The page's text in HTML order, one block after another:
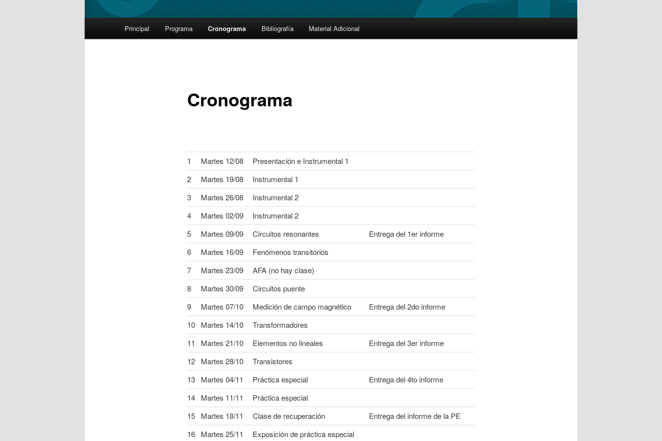
Skip
Principal Programa Cronograma Bibliografía Material Adicional
Cronograma
1 Martes 12/08
Presentación e Instrumental 1
2
Martes 19/08
Instrumental 1
3
Martes 26/08
Instrumental 2
4
Martes 02/09
Instrumental 2
5
Martes 09/09 Circuitos resonantes
Entrega del 1er informe
6
Martes 16/09
Fenómenos transitorios
7
Martes 23/09
AFA (no hay clase)
8
Martes 30/09
Circuitos puente
9
Martes 07/10 Medición de campo magnético
Entrega del 2do informe
10
Martes 14/10
Transformadores
11
Martes 21/10 Elementos no lineales
Entrega del 3er informe
12
Martes 28/10
Transistores
13
Martes 04/11 Práctica especial
Entrega del 4to informe
14
Martes 11/11
Práctica especial
15
Martes 18/11 Clase de recuperación
Entrega del informe de la PE
16
Martes 25/11 Exposición de práctica especial